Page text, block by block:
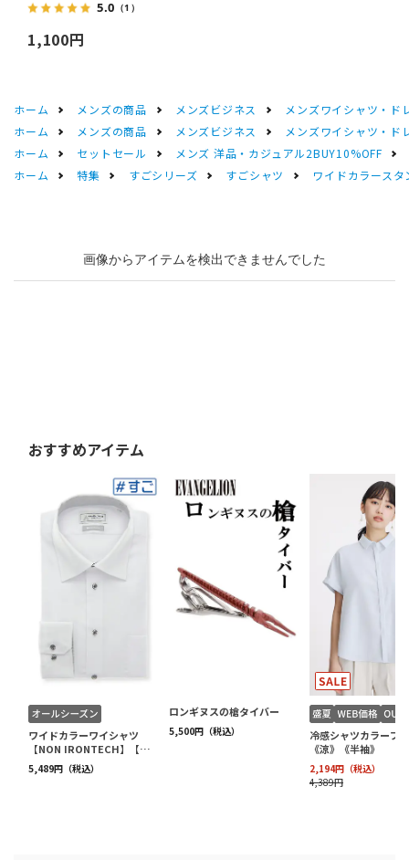
5.0 （1）
1,100円
ホーム メンズの商品 メンズビジネス
メンズワイシャツ・ド
ホーム
メンズの商品 メンズビジネス
メンズワイシャツ・ド
ホーム
セットセール
メンズ 洋品・カジュアル2BUY10%OFF
ホーム
特集 すごシリーズ すごシャツ ワイドカラース